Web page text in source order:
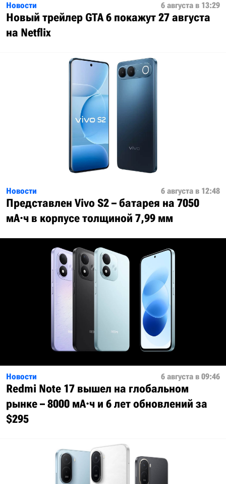
Новости 6 августа в 13:29
Новый трейлер GTA 6 покажут 27 августа
на Netflix
Новости 6 августа в 12:48
Представлен Vivo S2 – батарея на 7050
мА·ч в корпусе толщиной 7,99 мм
Новости 6 августа в 09:46
Redmi Note 17 вышел на глобальном
рынке – 8000 мА·ч и 6 лет обновлений за
$295